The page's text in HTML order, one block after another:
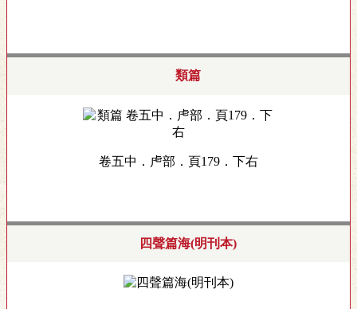
類篇
卷五中．虍部．頁179．下右
四聲篇海(明刊本)